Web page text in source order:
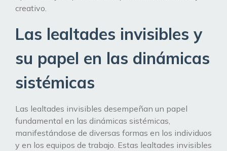
creativo.
Las lealtades invisibles y
su papel en las dinámicas
sistémicas
Las lealtades invisibles desempeñan un papel
fundamental en las dinámicas sistémicas,
manifestándose de diversas formas en los individuos
y en los equipos de trabajo. Estas lealtades invisibles